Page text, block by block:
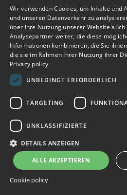
Melden Sie sich an, um frühzeitigen
neuen Produkten,
Ich habe die
akzeptiert.
©2026 Outlet Bicocca - P.IVA
Trivulziana, 6 - 20126
Powered by
Wir verwenden Cookies, um Inhalte und
und unseren Datenverkehr zu
über Ihre Nutzung unserer Website
Analysepartner weiter, die diese
Informationen kombinieren, die Sie
die sie im Rahmen Ihrer Nutzung ihrer
Privacy policy
UNBEDINGT ERFORDERLICH
TARGETING
UNKLASSIFIZIERTE
DETAILS ANZEIGEN
ALLE AKZEPTIEREN
Cookie policy